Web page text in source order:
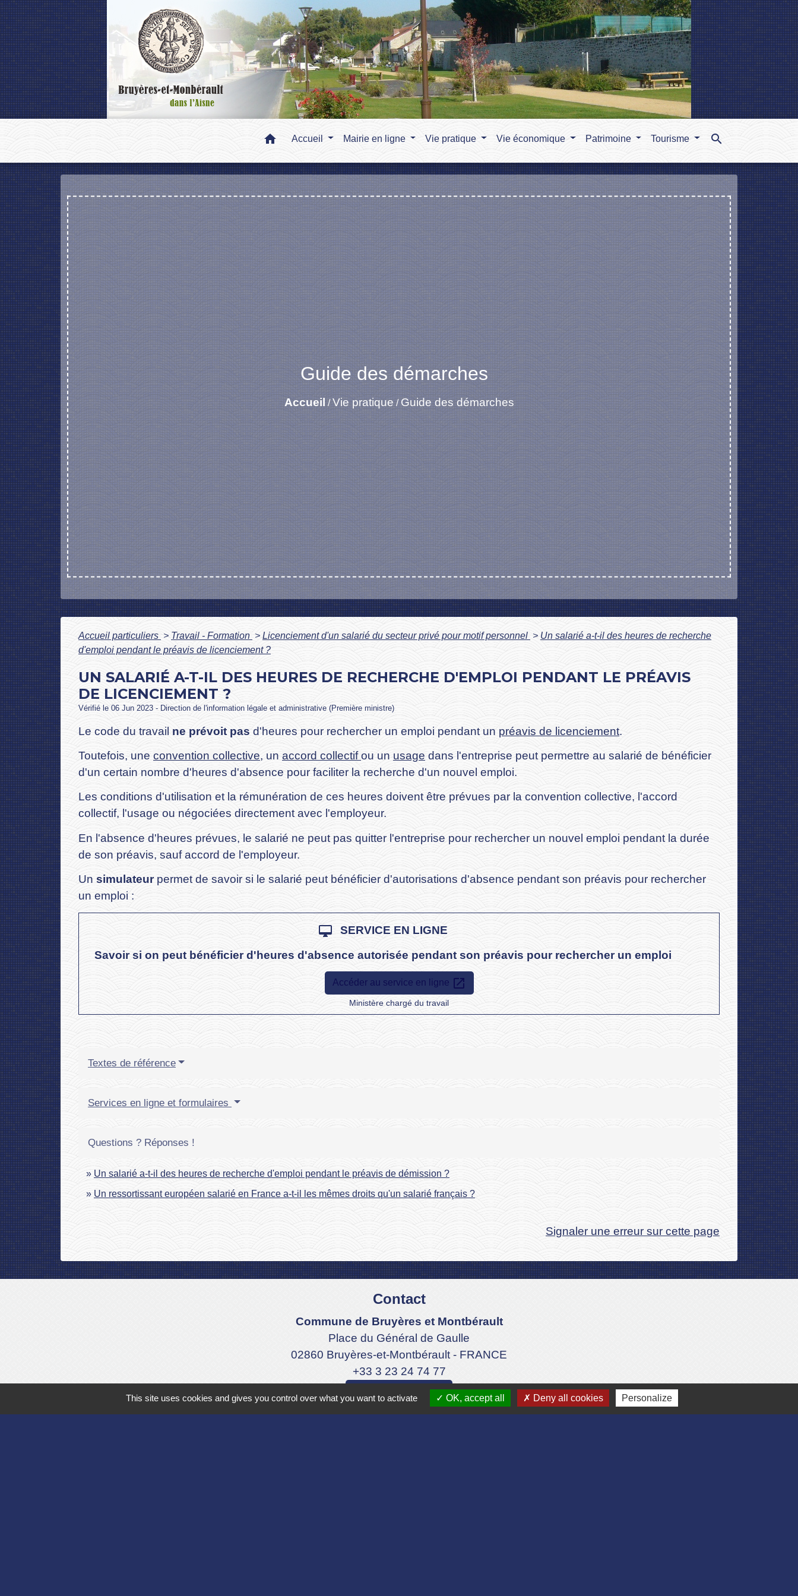
home Accueil Mairie en ligne Vie pratique Vie économique Patrimoine Tourisme search
Guide des démarches
Accueil/Vie pratique / Guide des démarches
Accueil particuliers > Travail - Formation > Licenciement d'un salarié du secteur privé pour motif personnel > Un salarié a-t-il des heures de recherche
d'emploi pendant le préavis de licenciement ?
UN SALARIÉ A-T-IL DES HEURES DE RECHERCHE D'EMPLOI PENDANT LE PRÉAVIS
DE LICENCIEMENT ?
Vérifié le 06 Jun 2023 - Direction de l'information légale et administrative (Première ministre)
Le code du travail ne prévoit pas d'heures pour rechercher un emploi pendant un préavis de licenciement.
Toutefois, une convention collective, un accord collectifou un usage dans l'entreprise peut permettre au salarié de bénéficier
d'un certain nombre d'heures d'absence pour faciliter la recherche d'un nouvel emploi.
Les conditions d'utilisation et la rémunération de ces heures doivent être prévues par la convention collective, l'accord
collectif, l'usage ou négociées directement avec l'employeur.
En l'absence d'heures prévues, le salarié ne peut pas quitter l'entreprise pour rechercher un nouvel emploi pendant la durée
de son préavis, sauf accord de l'employeur.
Un simulateurpermet de savoir si le salarié peut bénéficier d'autorisations d'absence pendant son préavis pour rechercher
un emploi :
desktop_mac
SERVICE EN LIGNE
Savoir si on peut bénéficier d'heures d'absence autorisée pendant son préavis pour rechercher un emploi
Accéder au service en ligne open_in_new
Ministère chargé du travail
Textes de référence
Services en ligne et formulaires
Questions ? Réponses !
Un salarié a-t-il des heures de recherche d'emploi pendant le préavis de démission ?
Un ressortissant européen salarié en France a-t-il les mêmes droits qu'un salarié français ?
Signaler une erreur sur cette page
Contact
Commune de Bruyères et Montbérault
Place du Général de Gaulle
02860 Bruyères-et-Montbérault - FRANCE
+33 3 23 24 74 77
Formulaire de contact
This site uses cookies and gives you control over what you want to activate OK, accept all Deny all cookies Personalize